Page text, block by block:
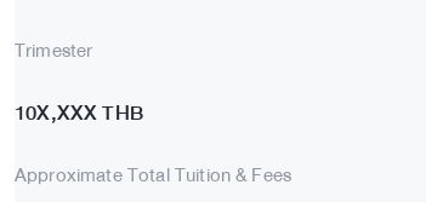
Trimester
10X,XXX THB
Approximate Total Tuition & Fees